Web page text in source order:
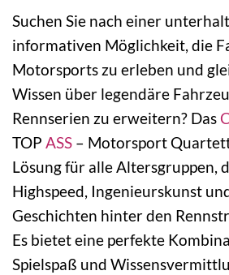
Suchen Sie nach einer
informativen Möglichkeit, die
Motorsports zu erleben und
Wissen über legendäre
Rennserien zu erweitern? Das
TOP ASS – Motorsport
Lösung für alle Altersgruppen,
Highspeed, Ingenieurskunst
Geschichten hinter den
Es bietet eine perfekte
Spielspaß und